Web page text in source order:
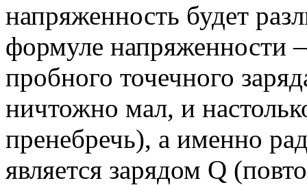
напряженность будет
формуле напряженности
пробного точечного
ничтожно мал, и
пренебречь), а именно
является зарядом Q